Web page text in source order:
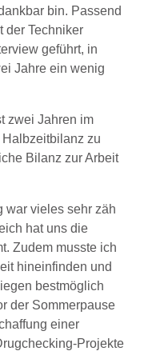
bin. Passend
der Techniker
geführt, in
Jahre ein wenig
zwei Jahren im
zu
Bilanz zur Arbeit
war vieles sehr zäh
hat uns die
Zudem musste ich
hineinfinden und
bestmöglich
der Sommerpause
einer
Projekte